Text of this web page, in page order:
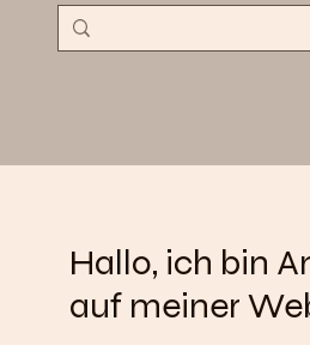
Hallo, ich bin
auf meiner